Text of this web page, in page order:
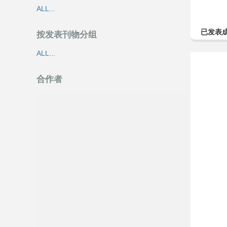
ALL...
按发表刊物分组
ALL...
合作者
已发表